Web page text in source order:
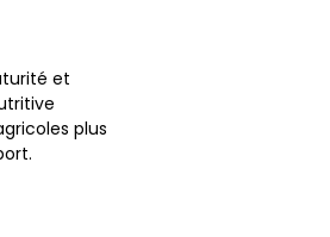
et
plus